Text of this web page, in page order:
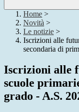
Home >
Novità >
Le notizie >
Iscrizioni alle
secondaria di
Iscrizioni alle
scuole
grado - A.S.